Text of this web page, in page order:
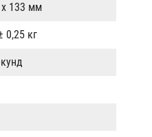
133 мм
0,25 кг